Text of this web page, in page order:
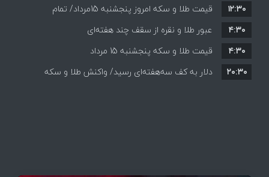
افزایش قیمت ها + جدول
قیمت طلا و سکه امروز پنجشنبه 15مرداد/ تمام
قیمت ها بر مدار افزایش + جدول
۱۲:۳۰
عبور طلا و نقره از سقف چند هفته‌ای
۴:۳۰
قیمت طلا و سکه پنجشنبه 15 مرداد
۴:۳۰
دلار به کف سه‌هفته‌ای رسید/ واکنش طلا و سکه
۲۰:۳۰